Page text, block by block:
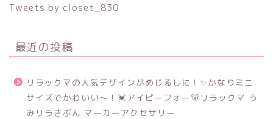
Tweets by closet_830
最近の投稿
リラックマの人気デザインがめじるしに！✨かなりミニ
サイズでかわいい～！💓アイピーフォー🐻リラックマ う
みリラきぶん マーカーアクセサリー